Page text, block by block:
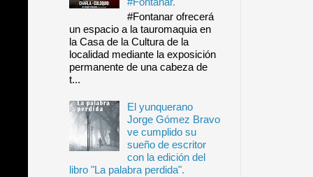
#Fontanar ofrecerá
un espacio a la tauromaquia en
la Casa de la Cultura de la
localidad mediante la exposición
permanente de una cabeza de
t...
El yunquerano
Jorge Gómez Bravo
ve cumplido su
sueño de escritor
con la edición del
libro "La palabra perdida".